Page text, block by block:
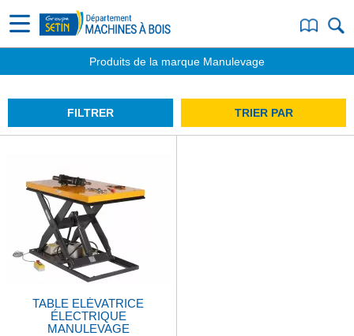
Produits de la marque Manulevage
FILTRER TRIER PAR
TABLE ELÉVATRICE
ÉLECTRIQUE
MANULEVAGE